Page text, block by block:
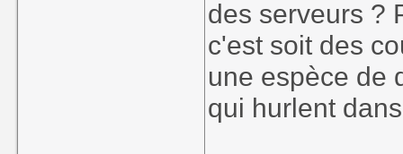
des serveurs ?
c'est soit des
une espèce de
qui hurlent